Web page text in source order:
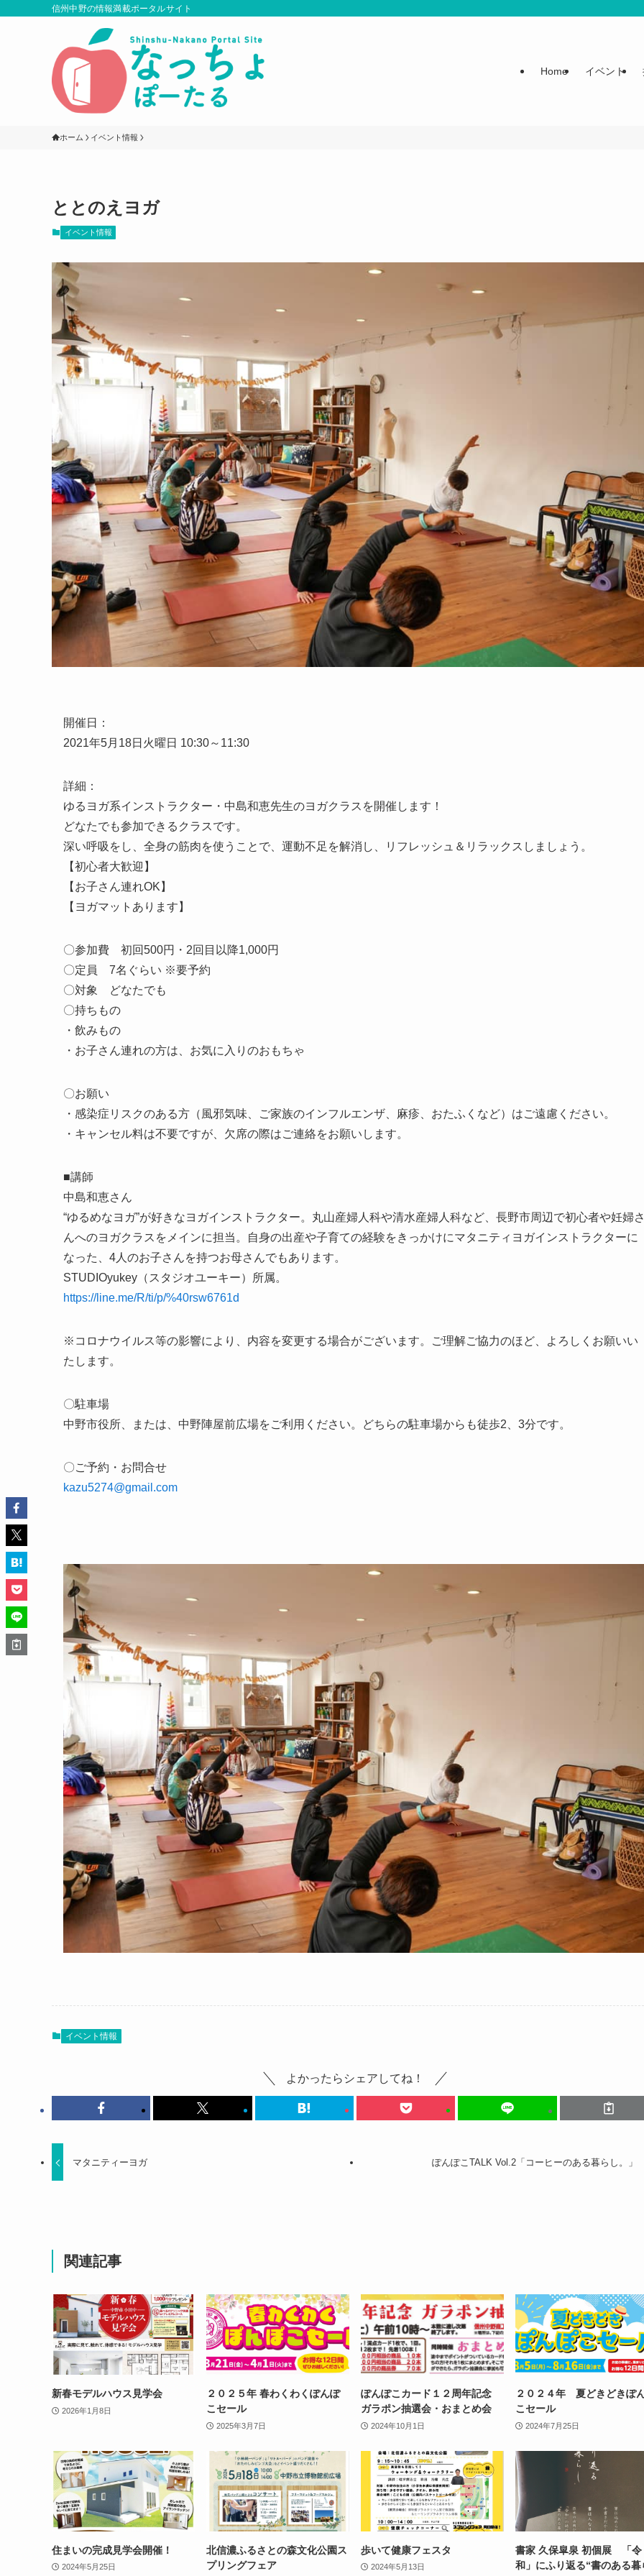
信州中野の情報満載ポータルサイト
Home イベント
ホーム イベント情報
ととのえヨガ
イベント情報
開催日：
2021年5月18日火曜日 10:30～11:30
詳細：
ゆるヨガ系インストラクター・中島和恵先生のヨガクラスを開催し ます！
どなたでも参加できるクラスです。
深い呼吸をし、全身の筋肉を使うことで、運動不足を解消し、リフ レッシュ＆リラックスしましょう。
【初心者大歓迎】
【お子さん連れOK】
【ヨガマットあります】
〇参加費 初回500円・2回目以降1,000円
〇定員 7名ぐらい ※要予約
〇対象 どなたでも
〇持ちもの
・飲みもの
・お子さん連れの方は、お気に入りのおもちゃ
〇お願い
・感染症リスクのある方（風邪気味、ご家族のインフルエンザ、麻疹、おたふくなど）はご遠慮ください。
・キャンセル料は不要ですが、欠席の際はご連絡をお願いします。
■講師
中島和恵さん
“ゆるめなヨガ”が好きなヨガインストラクター。丸山産婦人科や清水産婦人科など、長野市周辺で初心者や妊婦
んへのヨガクラス をメインに担当。自身の出産や子育ての経験をきっかけにマタニテ ィヨガインストラクターに
なった、 4人のお子さんを持つお母さんでもあります。
STUDIOyukey（スタジオユーキー）所属。
https://line.me/R/ti/p/%40rsw6761d
※コロナウイルス等の影響により、内容を変更する場合がございま す。ご理解ご協力のほど、よろしくお願いい
たします。
〇駐車場
中野市役所、または、中野陣屋前広場をご利用ください。どちらの駐車場からも徒歩2、3分です。
〇ご予約・お問合せ
kazu5274@gmail.com
イベント情報
よかったらシェアしてね！
マタニティーヨガ ぽんぽこTALK Vol.2「コーヒーのある暮らし。」
関連記事
新春モデルハウス見学会
2026年1月8日
２０２５年 春わくわくぽんぽ
こセール
2025年3月7日
ぽんぽこカード１２周年記念
ガラポン抽選会・おまとめ会
2024年10月1日
２０２４年 夏どきどきぽ
こセール
2024年7月25日
住まいの完成見学会開催！
2024年5月25日
北信濃ふるさとの森文化公園ス
プリングフェア
歩いて健康フェスタ
2024年5月13日
書家 久保皐泉 初個展 「令
和」にふり返る“書のある暮